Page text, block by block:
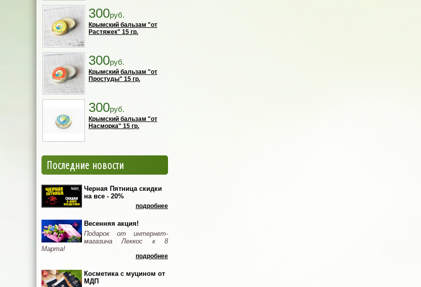
300руб.
Крымский бальзам "от
Растяжек" 15 гр.
300руб.
Крымский бальзам "от
Простуды" 15 гр.
300руб.
Крымский бальзам "от
Насморка" 15 гр.
Последние новости
Черная Пятница скидки
на все - 20%
подробнее
Весенняя акция!
Подарок от интернет-
магазина Леккос к 8
Марта!
подробнее
Косметика с муцином от
МДП